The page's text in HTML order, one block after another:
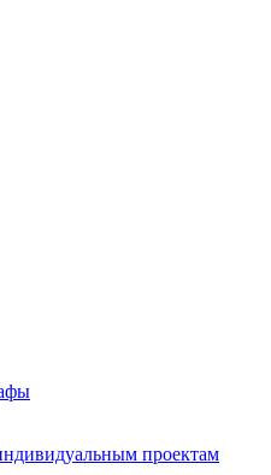
проектам